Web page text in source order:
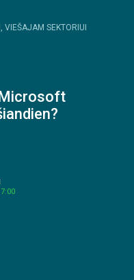
VIEŠAJAM SEKTORIUI